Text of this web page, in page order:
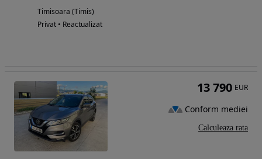
Timisoara (Timis)
Privat • Reactualizat
13 790 EUR
Conform mediei
Calculeaza rata